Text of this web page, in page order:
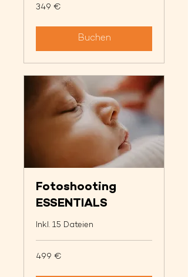
349
Euro
349 €
Buchen
Fotoshooting
ESSENTIALS
Inkl. 15 Dateien
499
Euro
499 €